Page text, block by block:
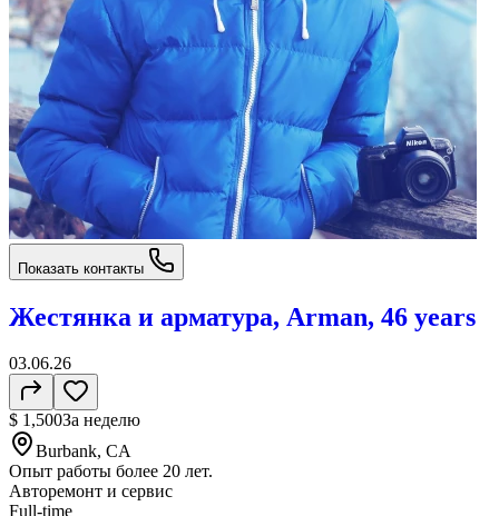
Показать контакты
Жестянка и арматура, Arman, 46 years
03.06.26
$ 1,500За неделю
Burbank, CA
Опыт работы более 20 лет.
Авторемонт и cервис
Full-time